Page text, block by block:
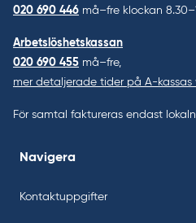
020 690 446 må–fre klockan
Arbetslöshetskassan
020 690 455 må–fre,
mer detaljerade tider på A-
För samtal faktureras endast
Navigera
Kontaktuppgifter